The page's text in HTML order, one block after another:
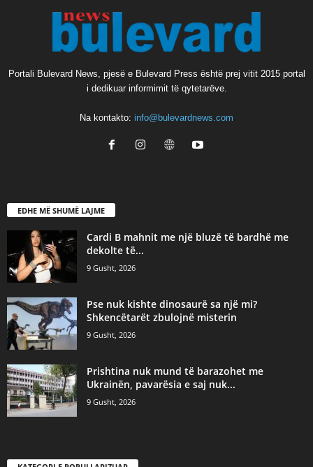
Portali Bulevard News, pjesë e Bulevard Press është prej vitit 2015 portal
i dedikuar informimit të qytetarëve.
Na kontakto: info@bulevardnews.com
EDHE MË SHUMË LAJME
Cardi B mahnit me një bluzë të bardhë me
dekolte të...
9 Gusht, 2026
Pse nuk kishte dinosaurë sa një mi?
Shkencëtarët zbulojnë misterin
9 Gusht, 2026
Prishtina nuk mund të barazohet me
Ukrainën, pavarësia e saj nuk...
9 Gusht, 2026